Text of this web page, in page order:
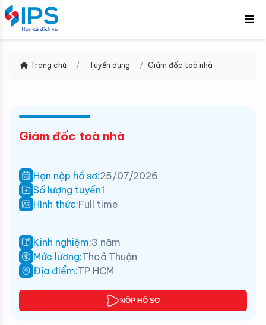
Trang chủ / Tuyển dụng / Giám đốc toà nhà
Giám đốc toà nhà
Hạn nộp hồ sơ:25/07/2026
Số lượng tuyển1
Hình thức:Full time
Kinh nghiệm:3 năm
Mức lương:Thoả Thuận
Địa điểm:TP HCM
NỘP HỒ SƠ